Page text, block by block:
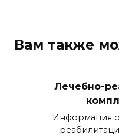
Вам также
Лечебно-
Информация